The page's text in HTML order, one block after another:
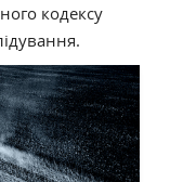
кодексу